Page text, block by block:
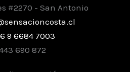
r
a
m
p
p
#2270 - San Antonio
9 6684 7003
690 872